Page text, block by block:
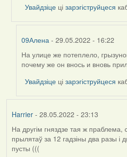
Увайдзіце цізарэгіструйцеся
09Алена - 29.05.2022 - 16:22
In
reply
to
ZNR
На улице же потеплело,
почему же он внось и вновь
Увайдзіце цізарэгіструйцеся
Harrier- 28.05.2022 - 23:13
На другім гняздзе тая ж праблема,
прылятаў за 12 гадзіны два разы і
пусты (((